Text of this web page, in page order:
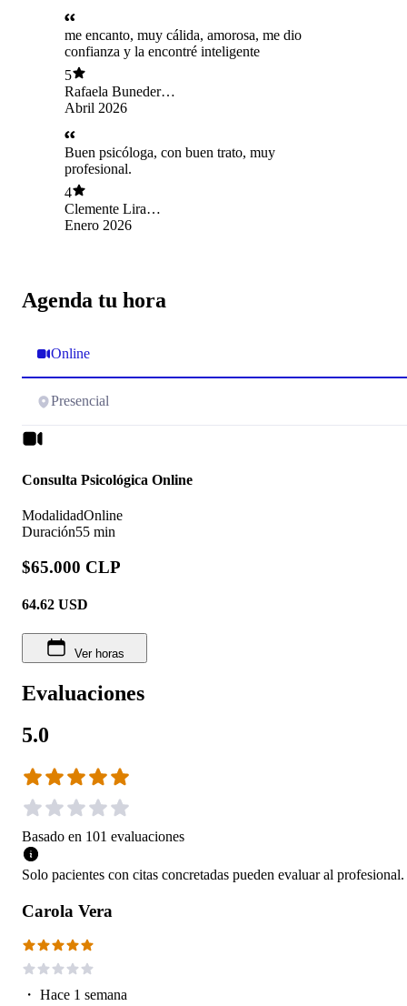
me encanto, muy cálida, amorosa, me dio
confianza y la encontré inteligente
5
Rafaela Buneder
Mourgues
Abril 2026
Buen psicóloga, con buen trato, muy
profesional.
4
Clemente Lira
Fuentealba
Enero 2026
Agenda tu hora
Online
Presencial
Consulta Psicológica Online
ModalidadOnline
Duración55 min
$65.000 CLP
64.62 USD
Ver horas
Evaluaciones
5.0
Basado en 101 evaluaciones
Solo pacientes con citas concretadas pueden evaluar al profesional.
Carola Vera
・ Hace 1 semana